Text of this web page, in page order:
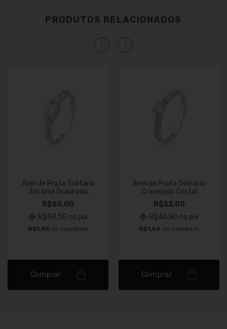
PRODUTOS RELACIONADOS
Anel de Prata Solitário
Zircônia Quadrada
Cravejado
R$65,00
R$58,50 no pix
R$1,95 de cashback
Comprar
Anel de Prata Solitário
Cravejado Cristal
R$52,00
R$46,80 no pix
R$1,56 de cashback
Comprar